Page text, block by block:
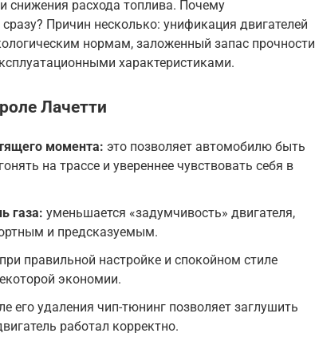
снижения расхода топлива. Почему
Причин несколько: унификация двигателей
нормам, заложенный запас прочности
характеристиками.
Лачетти
момента: это позволяет автомобилю быть
на трассе и увереннее чувствовать себя в
газа: уменьшается «задумчивость» двигателя,
и предсказуемым.
при правильной настройке и спокойном стиле
экономии.
его удаления чип-тюнинг позволяет заглушить
работал корректно.